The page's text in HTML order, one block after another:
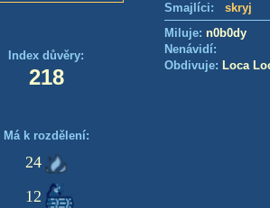
Index důvěry:
218
Má k rozdělení:
24
12
Smajlíci: skryj
Miluje: n0b0dy
Nenávidí:
Obdivuje: Loca